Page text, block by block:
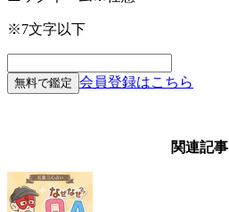
※7文字以下
無料で鑑定 会員登録はこちら
関連記事